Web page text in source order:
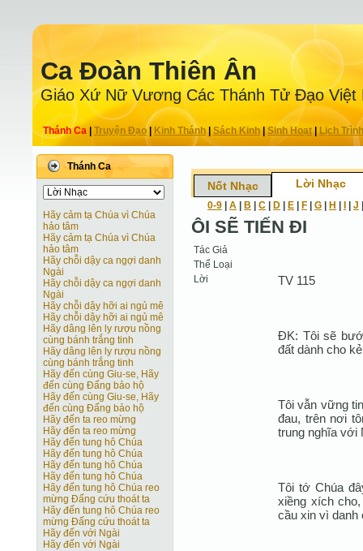
Ca Ðoàn Thiên Ân
Giáo Xứ Nữ Vương Các Thánh Tử Ðạo Việt
Thánh Ca Truyện Ðạo| Kinh Thánh Sách Kinh|Sinh Hoạt| Lịch Trình
Thánh Ca
Hãy cảm tạ Chúa vì Chúa
hảo tâm
Hãy cảm tạ Chúa vì Chúa
hảo tâm
Hãy chỗi dậy ca ngợi danh
Ngài
Hãy chỗi dậy ca ngợi danh
Ngài
Hãy chỗi dậy hỡi ai ngủ mê
Hãy chỗi dậy hỡi ai ngủ mê
Hãy dâng lên ly rượu nồng
cùng bánh trắng tinh
Hãy dâng lên ly rượu nồng
cùng bánh trắng tinh
Hãy đến cùng Giu-se, Hãy
đến cùng Ðấng bảo hộ
Hãy đến cùng Giu-se, Hãy
đến cùng Ðấng bảo hộ
Hãy đến ta reo mừng
Hãy đến ta reo mừng
Hãy đến tung hô Chúa
Hãy đến tung hô Chúa
Hãy đến tung hô Chúa
Hãy đến tung hô Chúa
Hãy đến tung hô Chúa reo
mừng Đấng cứu thoát ta
Hãy đến tung hô Chúa reo
mừng Đấng cứu thoát ta
Hãy đến với Ngài
Hãy đến với Ngài
Nốt Nhạc Lời Nhạc
0-9 A B C D E F G H J
ÔI SẼ TIẾN ĐI
Tác Giả
Thể Loại
Lời
TV 115
ĐK: Tôi sẽ
đất dành cho
Tôi vẫn vững
đau, trên nơi
trung nghĩa với
Tôi tớ Chúa
xiềng xích
cầu xin vì danh